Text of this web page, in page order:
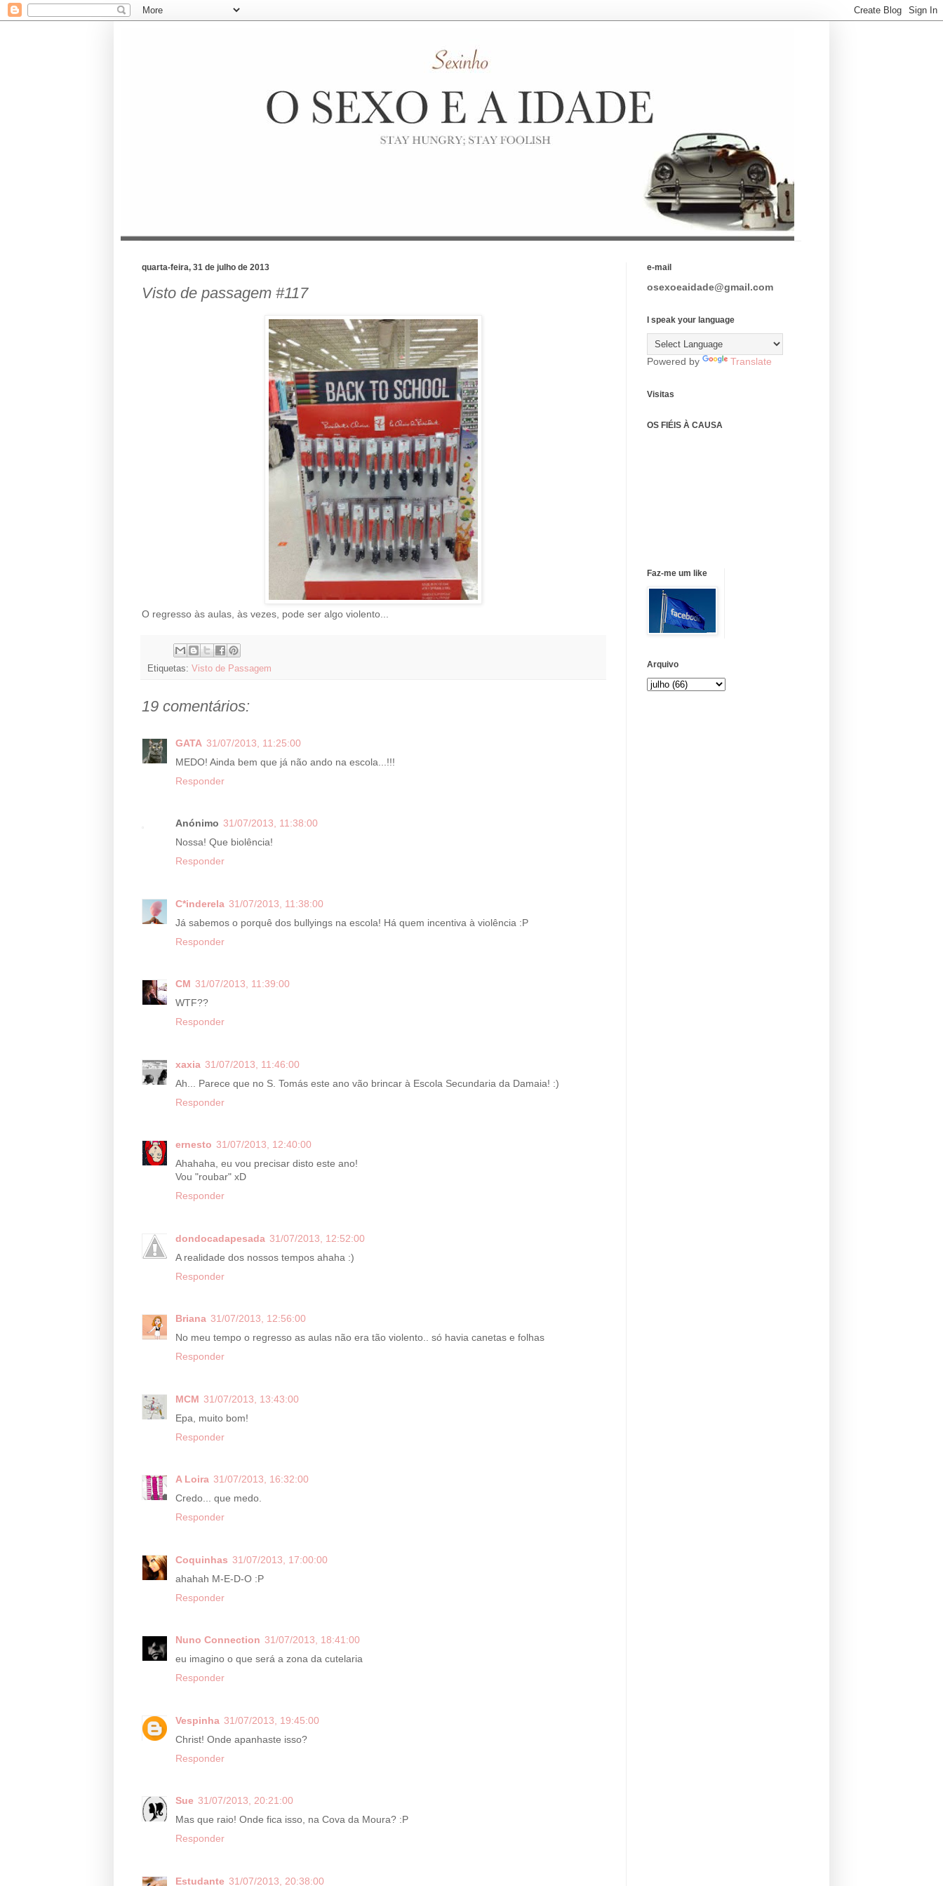
quarta-feira, 31 de julho de 2013
Visto de passagem #117
O regresso às aulas, às vezes, pode ser algo violento...
Etiquetas: Visto de Passagem
19 comentários:
GATA 31/07/2013, 11:25:00
MEDO! Ainda bem que já não ando na escola...!!!
Responder
Anónimo 31/07/2013, 11:38:00
Nossa! Que biolência!
Responder
C*inderela 31/07/2013, 11:38:00
Já sabemos o porquê dos bullyings na escola! Há quem incentiva à violência :P
Responder
CM 31/07/2013, 11:39:00
WTF??
Responder
xaxia 31/07/2013, 11:46:00
Ah... Parece que no S. Tomás este ano vão brincar à Escola Secundaria da Damaia! :)
Responder
ernesto 31/07/2013, 12:40:00
Ahahaha, eu vou precisar disto este ano!
Vou "roubar" xD
Responder
dondocadapesada 31/07/2013, 12:52:00
A realidade dos nossos tempos ahaha :)
Responder
Briana 31/07/2013, 12:56:00
No meu tempo o regresso as aulas não era tão violento.. só havia canetas e folhas
Responder
MCM 31/07/2013, 13:43:00
Epa, muito bom!
Responder
A Loira 31/07/2013, 16:32:00
Credo... que medo.
Responder
Coquinhas 31/07/2013, 17:00:00
ahahah M-E-D-O :P
Responder
Nuno Connection 31/07/2013, 18:41:00
eu imagino o que será a zona da cutelaria
Responder
Vespinha 31/07/2013, 19:45:00
Christ! Onde apanhaste isso?
Responder
Sue 31/07/2013, 20:21:00
Mas que raio! Onde fica isso, na Cova da Moura? :P
Responder
Estudante 31/07/2013, 20:38:00
e-mail
osexoeaidade@gmail.com
I speak your language
Powered by Translate
Visitas
OS FIÉIS À CAUSA
Faz-me um like
Arquivo